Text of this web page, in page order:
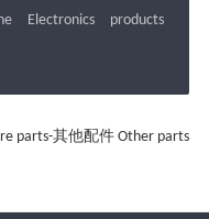
Electronics products
parts-其他配件 Other parts